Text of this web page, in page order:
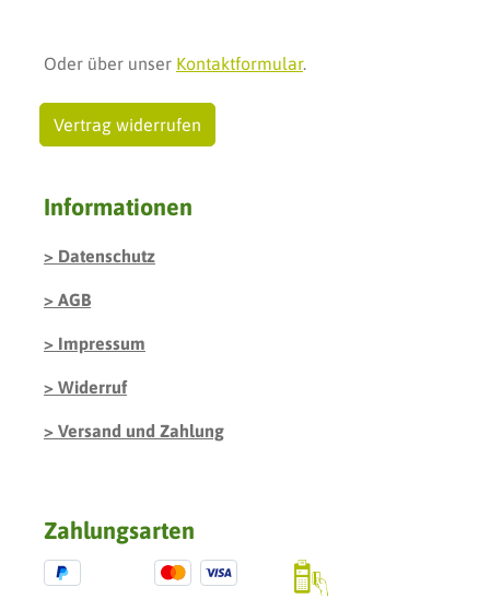
Oder über unser Kontaktformular.
Vertrag widerrufen
Informationen
Datenschutz
AGB
Impressum
Widerruf
Versand und Zahlung
Zahlungsarten